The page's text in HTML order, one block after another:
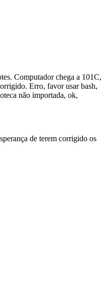
Computador chega a 101C,
Erro, favor usar bash,
não importada, ok,
de terem corrigido os